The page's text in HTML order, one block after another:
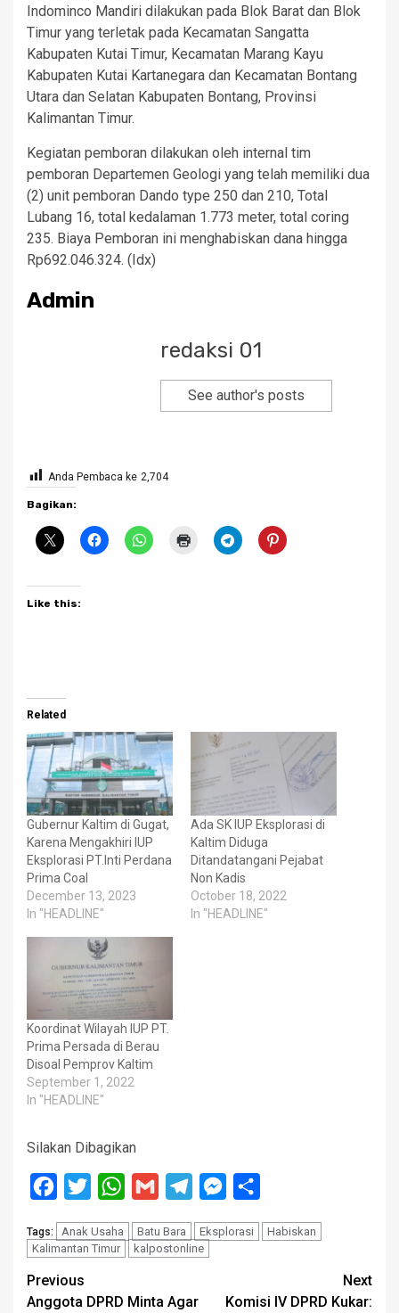
Indominco Mandiri dilakukan pada Blok Barat dan Blok
Timur yang terletak pada Kecamatan Sangatta
Kabupaten Kutai Timur, Kecamatan Marang Kayu
Kabupaten Kutai Kartanegara dan Kecamatan Bontang
Utara dan Selatan Kabupaten Bontang, Provinsi
Kalimantan Timur.
Kegiatan pemboran dilakukan oleh internal tim
pemboran Departemen Geologi yang telah memiliki dua
(2) unit pemboran Dando type 250 dan 210, Total
Lubang 16, total kedalaman 1.773 meter, total coring
235. Biaya Pemboran ini menghabiskan dana hingga
Rp692.046.324. (Idx)
Admin
redaksi 01
See author's posts
Anda Pembaca ke 2,704
Bagikan:
Like this:
Related
Gubernur Kaltim di Gugat,
Karena Mengakhiri IUP
Eksplorasi PT.Inti Perdana
Prima Coal
December 13, 2023
In "HEADLINE"
Ada SK IUP Eksplorasi di
Kaltim Diduga
Ditandatangani Pejabat
Non Kadis
October 18, 2022
In "HEADLINE"
Koordinat Wilayah IUP PT.
Prima Persada di Berau
Disoal Pemprov Kaltim
September 1, 2022
In "HEADLINE"
Silakan Dibagikan
Facebook
Twitter WhatsApp
Gmail TelegramMessenger
Tags: Anak Usaha Batu Bara Eksplorasi
Habiskan
Kalimantan Timur
kalpostonline
Post
Previous
Anggota DPRD Minta Agar
Next
Komisi IV DPRD Kukar: